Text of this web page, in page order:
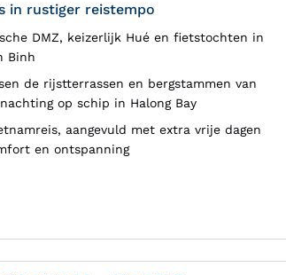
in rustiger reistempo
DMZ, keizerlijk Hué en fietstochten in
Binh
de rijstterrassen en bergstammen van
op schip in Halong Bay
aangevuld met extra vrije dagen
en ontspanning